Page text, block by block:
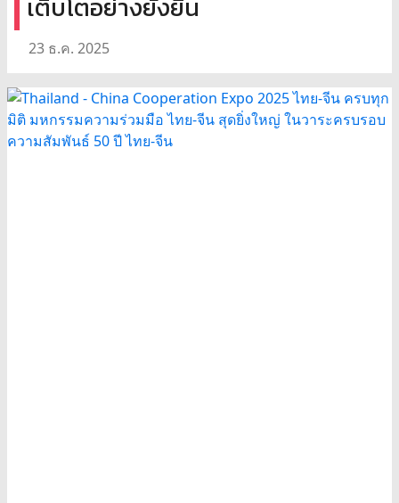
เติบโตอย่างยั่งยืน
23 ธ.ค. 2025